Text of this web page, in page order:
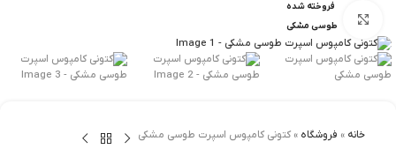
فروخته شده
طوسی مشکی
برای بزرگنمایی کلیک کنید
خانه » فروشگاه » کتونی کامپوس اسپرت طوسی مشکی